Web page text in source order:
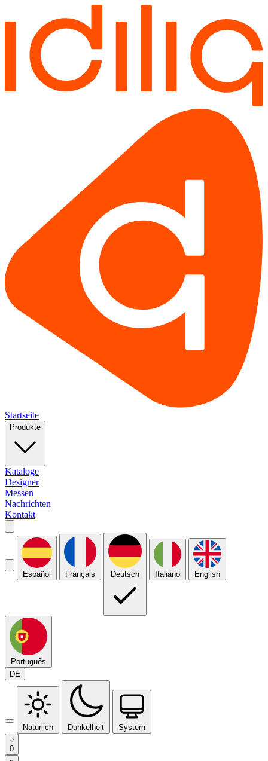
Startseite
Produkte
Kataloge
Designer
Messen
Nachrichten
Kontakt
Español Français Deutsch Italiano English
Português
DE
Natürlich Dunkelheit System
0